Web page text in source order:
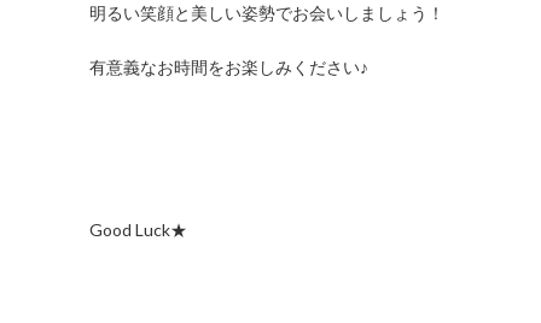
明るい笑顔と美しい姿勢でお会いしましょう！
有意義なお時間をお楽しみください♪
Good Luck★